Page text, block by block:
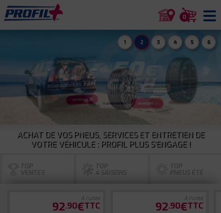
0
1 2 3 4 5 6
ACHAT DE VOS PNEUS, SERVICES ET ENTRETIEN DE
VOTRE VÉHICULE : PROFIL PLUS S'ENGAGE !
VENTES 4 SAISONS PNEUS ÉTÉ
À l'unité
92.90€TTC
À l'unité
92.90€TTC